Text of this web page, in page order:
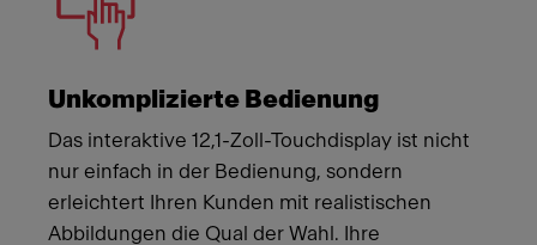
Unkomplizierte Bedienung
Das interaktive 12,1-Zoll-Touchdisplay ist nicht
nur einfach in der Bedienung, sondern
erleichtert Ihren Kunden mit realistischen
Abbildungen die Qual der Wahl. Ihre